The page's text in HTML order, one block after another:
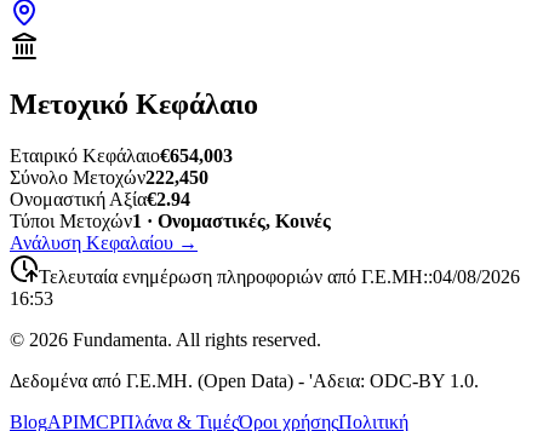
Μετοχικό Κεφάλαιο
Εταιρικό Κεφάλαιο€654,003
Σύνολο Μετοχών222,450
Ονομαστική Αξία€2.94
Τύποι Μετοχών1 · Ονομαστικές, Κοινές
Ανάλυση Κεφαλαίου →
Τελευταία ενημέρωση πληροφοριών από Γ.Ε.ΜΗ::04/08/2026
16:53
© 2026 Fundamenta. All rights reserved.
Δεδομένα από Γ.Ε.ΜΗ. (Open Data) - 'Αδεια: ODC-BY 1.0.
BlogAPIMCPΠλάνα & ΤιμέςΌροι χρήσηςΠολιτική